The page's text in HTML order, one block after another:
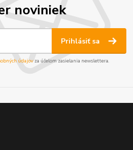
noviniek
Prihlásiť sa
údajov za účelom zasielania newslettera.